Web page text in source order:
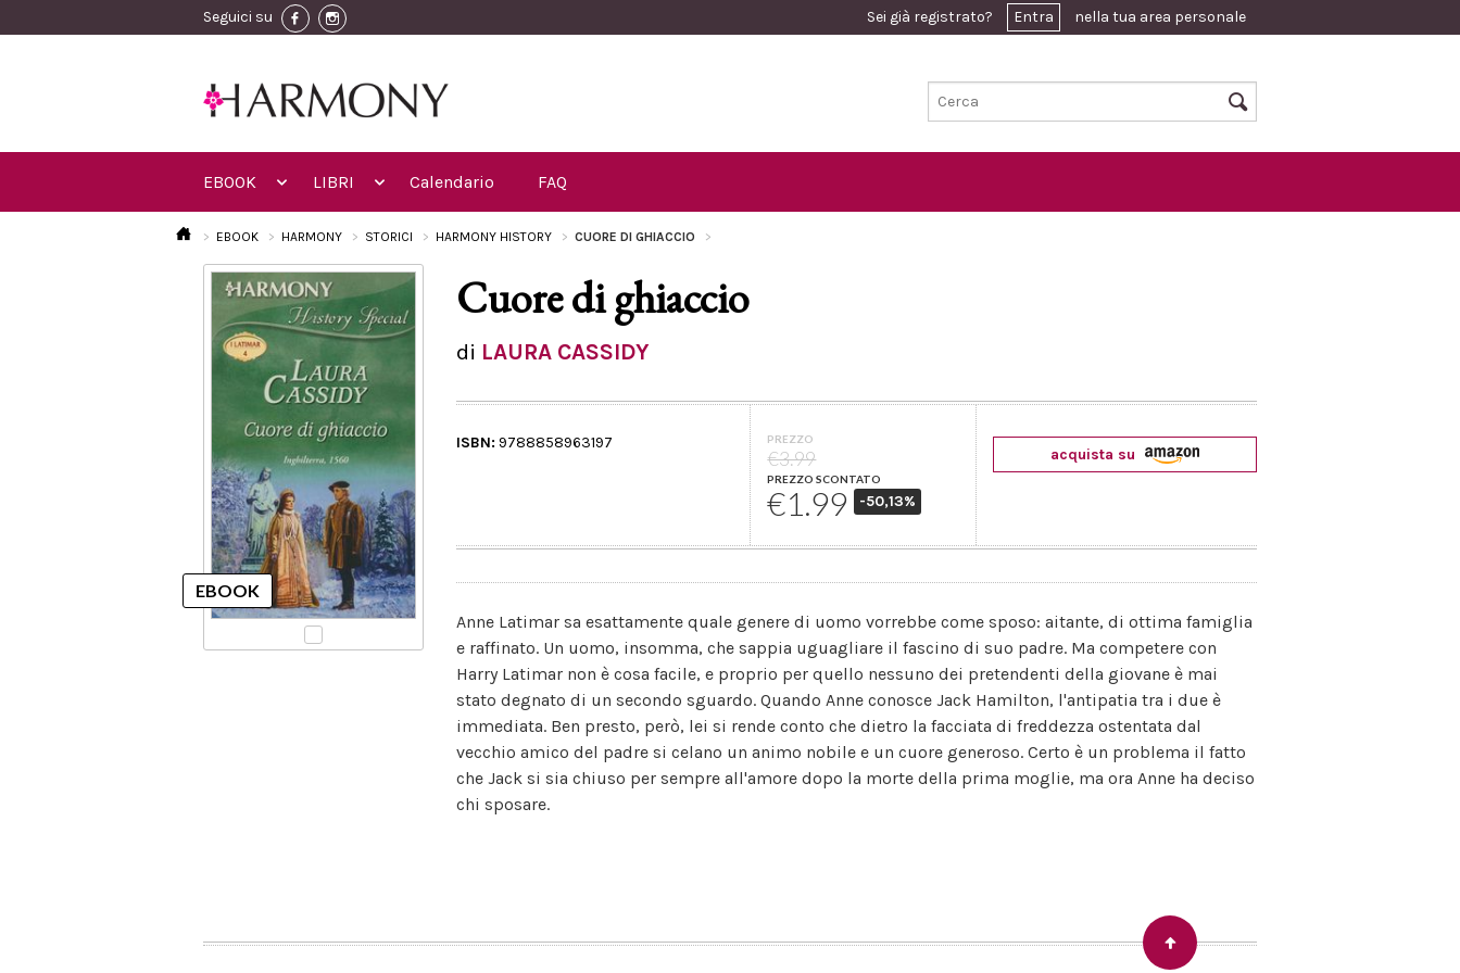
Seguici su Sei già registrato? Entra nella tua area personale
EBOOK LIBRI Calendario FAQ
EBOOK HARMONY STORICI HARMONY HISTORY CUORE DI GHIACCIO
Cuore di ghiaccio
di LAURA CASSIDY
ISBN: 9788858963197 PREZZO
€3.99
PREZZO SCONTATO
€1.99 -50,13%
acquista su
Anne Latimar sa esattamente quale genere di uomo vorrebbe come sposo: aitante, di ottima famiglia
e raffinato. Un uomo, insomma, che sappia uguagliare il fascino di suo padre. Ma competere con
Harry Latimar non è cosa facile, e proprio per quello nessuno dei pretendenti della giovane è mai
stato degnato di un secondo sguardo. Quando Anne conosce Jack Hamilton, l'antipatia tra i due è
immediata. Ben presto, però, lei si rende conto che dietro la facciata di freddezza ostentata dal
vecchio amico del padre si celano un animo nobile e un cuore generoso. Certo è un problema il fatto
che Jack si sia chiuso per sempre all'amore dopo la morte della prima moglie, ma ora Anne ha deciso
chi sposare.